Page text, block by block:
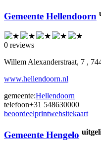
Gemeente Hellendoorn
0 reviews
Willem Alexanderstraat, 7 ,
www.hellendoorn.nl
gemeente:Hellendoorn
telefoon+31 548630000
beoordeelprintwebsitekaart
Gemeente Hengelo